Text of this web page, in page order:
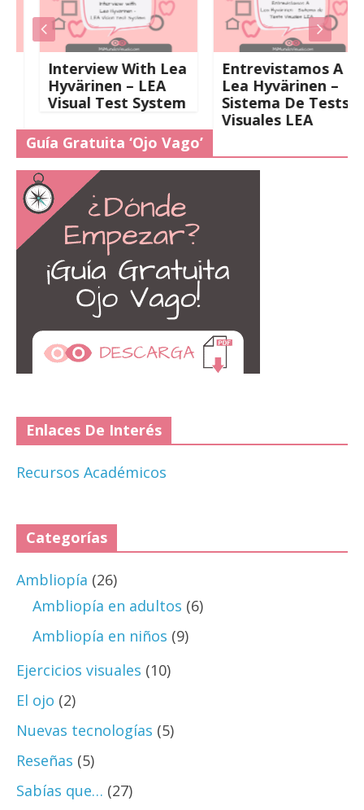
Interview With Lea
Hyvärinen – LEA
Visual Test System
Entrevistamos A
Lea Hyvärinen –
Sistema De Tests
Visuales LEA
Guía Gratuita ‘Ojo Vago’
Enlaces De Interés
Recursos Académicos
Categorías
Ambliopía (26)
Ambliopía en adultos (6)
Ambliopía en niños (9)
Ejercicios visuales (10)
El ojo (2)
Nuevas tecnologías (5)
Reseñas (5)
Sabías que… (27)